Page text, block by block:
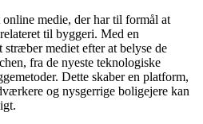
medie, der har til formål at
til byggeri. Med en
mediet efter at belyse de
fra de nyeste teknologiske
Dette skaber en platform,
og nysgerrige boligejere kan